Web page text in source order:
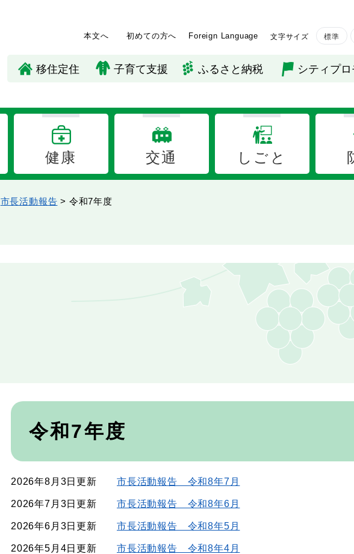
本文へ 初めての方へ Foreign Language 文字サイズ 標準
移住定住 子育て支援 ふるさと納税 シティプ
健康 交通 しごと
市長活動報告 > 令和7年度
本
令和7年度
2026年8月3日更新 市長活動報告 令和8年7月
2026年7月3日更新 市長活動報告 令和8年6月
2026年6月3日更新 市長活動報告 令和8年5月
2026年5月4日更新 市長活動報告 令和8年4月